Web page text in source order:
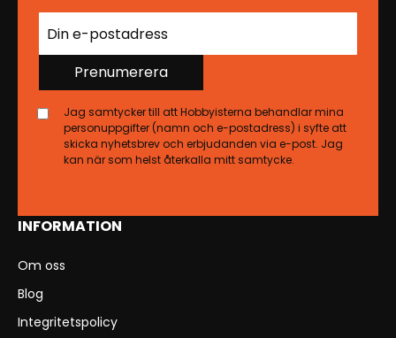
INFORMATION
Om oss
Blog
Integritetspolicy
Prenumerera
Jag samtycker till att Hobbyisterna behandlar mina
personuppgifter (namn och e-postadress) i syfte att
skicka nyhetsbrev och erbjudanden via e-post. Jag
kan när som helst återkalla mitt samtycke.